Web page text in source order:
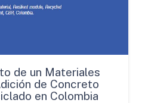
de un Materiales
de Concreto
en Colombia